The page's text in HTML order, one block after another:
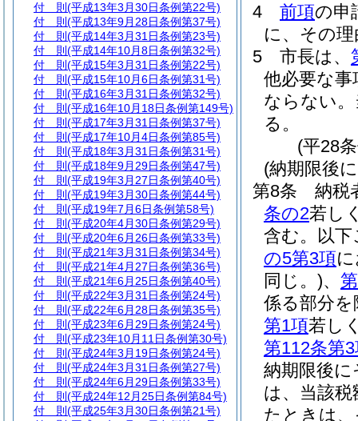
4
前項の申
に、その
5
市長は、
他必要な
ならない。
る。
(平28
(納期限後
第8条
納税
条の2若し
含む。以
の5第3項
同じ。)、
係る部分を
第1項若し
第112条第
納期限後
は、当該
たときは
付 則 (平成13年3月30日条例第22号)
付 則 (平成13年9月28日条例第37号)
付 則 (平成14年3月31日条例第23号)
付 則 (平成14年10月8日条例第32号)
付 則 (平成15年3月31日条例第22号)
付 則 (平成15年10月6日条例第31号)
付 則 (平成16年3月31日条例第32号)
付 則 (平成16年10月18日条例第149号)
付 則 (平成17年3月31日条例第37号)
付 則 (平成17年10月4日条例第85号)
付 則 (平成18年3月31日条例第31号)
付 則 (平成18年9月29日条例第47号)
付 則 (平成19年3月27日条例第40号)
付 則 (平成19年3月30日条例第44号)
付 則 (平成19年7月6日条例第58号)
付 則 (平成20年4月30日条例第29号)
付 則 (平成20年6月26日条例第33号)
付 則 (平成21年3月31日条例第34号)
付 則 (平成21年4月27日条例第36号)
付 則 (平成21年6月25日条例第40号)
付 則 (平成22年3月31日条例第24号)
付 則 (平成22年6月28日条例第35号)
付 則 (平成23年6月29日条例第24号)
付 則 (平成23年10月11日条例第30号)
付 則 (平成24年3月19日条例第24号)
付 則 (平成24年3月31日条例第27号)
付 則 (平成24年6月29日条例第33号)
付 則 (平成24年12月25日条例第84号)
付 則 (平成25年3月30日条例第21号)